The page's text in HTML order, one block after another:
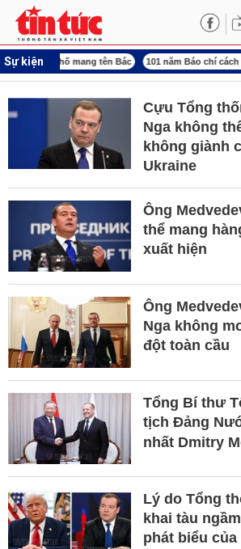
Sự kiện
tên Bác 101 năm Báo chí cách mạng Chiến
Cựu Tổng
Nga không
không giành
Ukraine
Ông
thể mang
xuất hiện
Ông
Nga không
đột toàn cầu
Tổng Bí thư
tịch Đảng
nhất Dmitry
Lý do Tổng
khai tàu
phát biểu